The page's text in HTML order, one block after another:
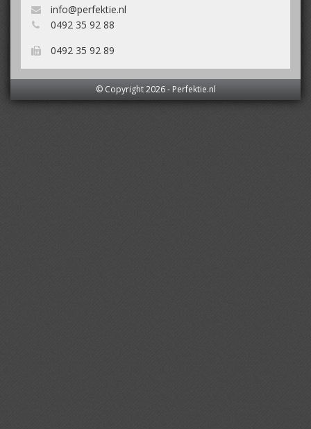
info@perfektie.nl
0492 35 92 88
0492 35 92 89
© Copyright 2026 - Perfektie.nl